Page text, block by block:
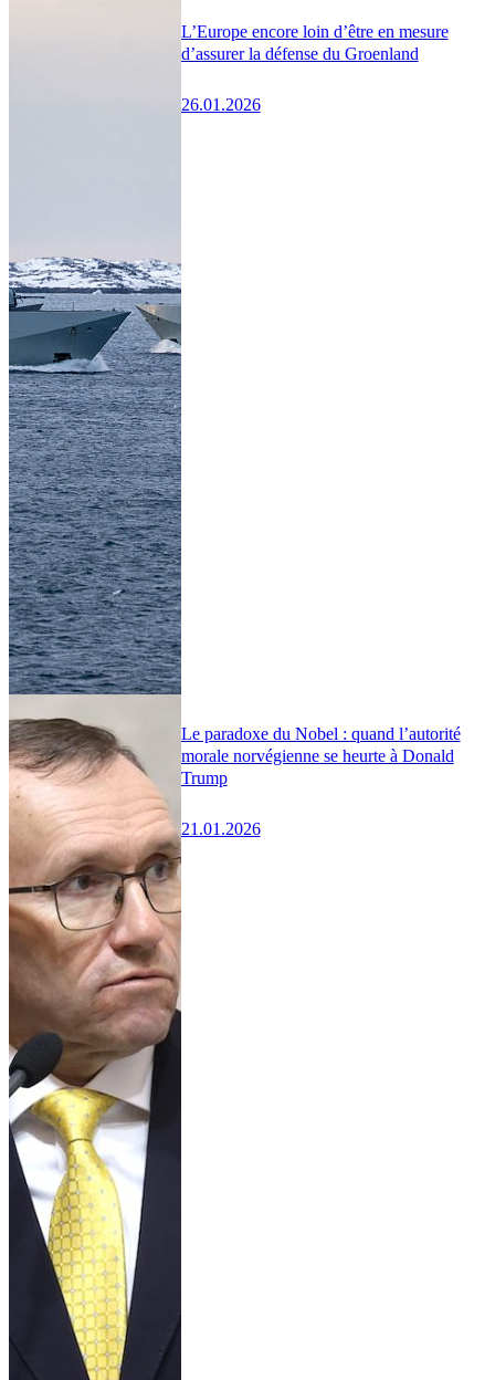
L’Europe encore loin d’être en mesure
d’assurer la défense du Groenland
26.01.2026
Le paradoxe du Nobel : quand l’autorité
morale norvégienne se heurte à Donald
Trump
21.01.2026